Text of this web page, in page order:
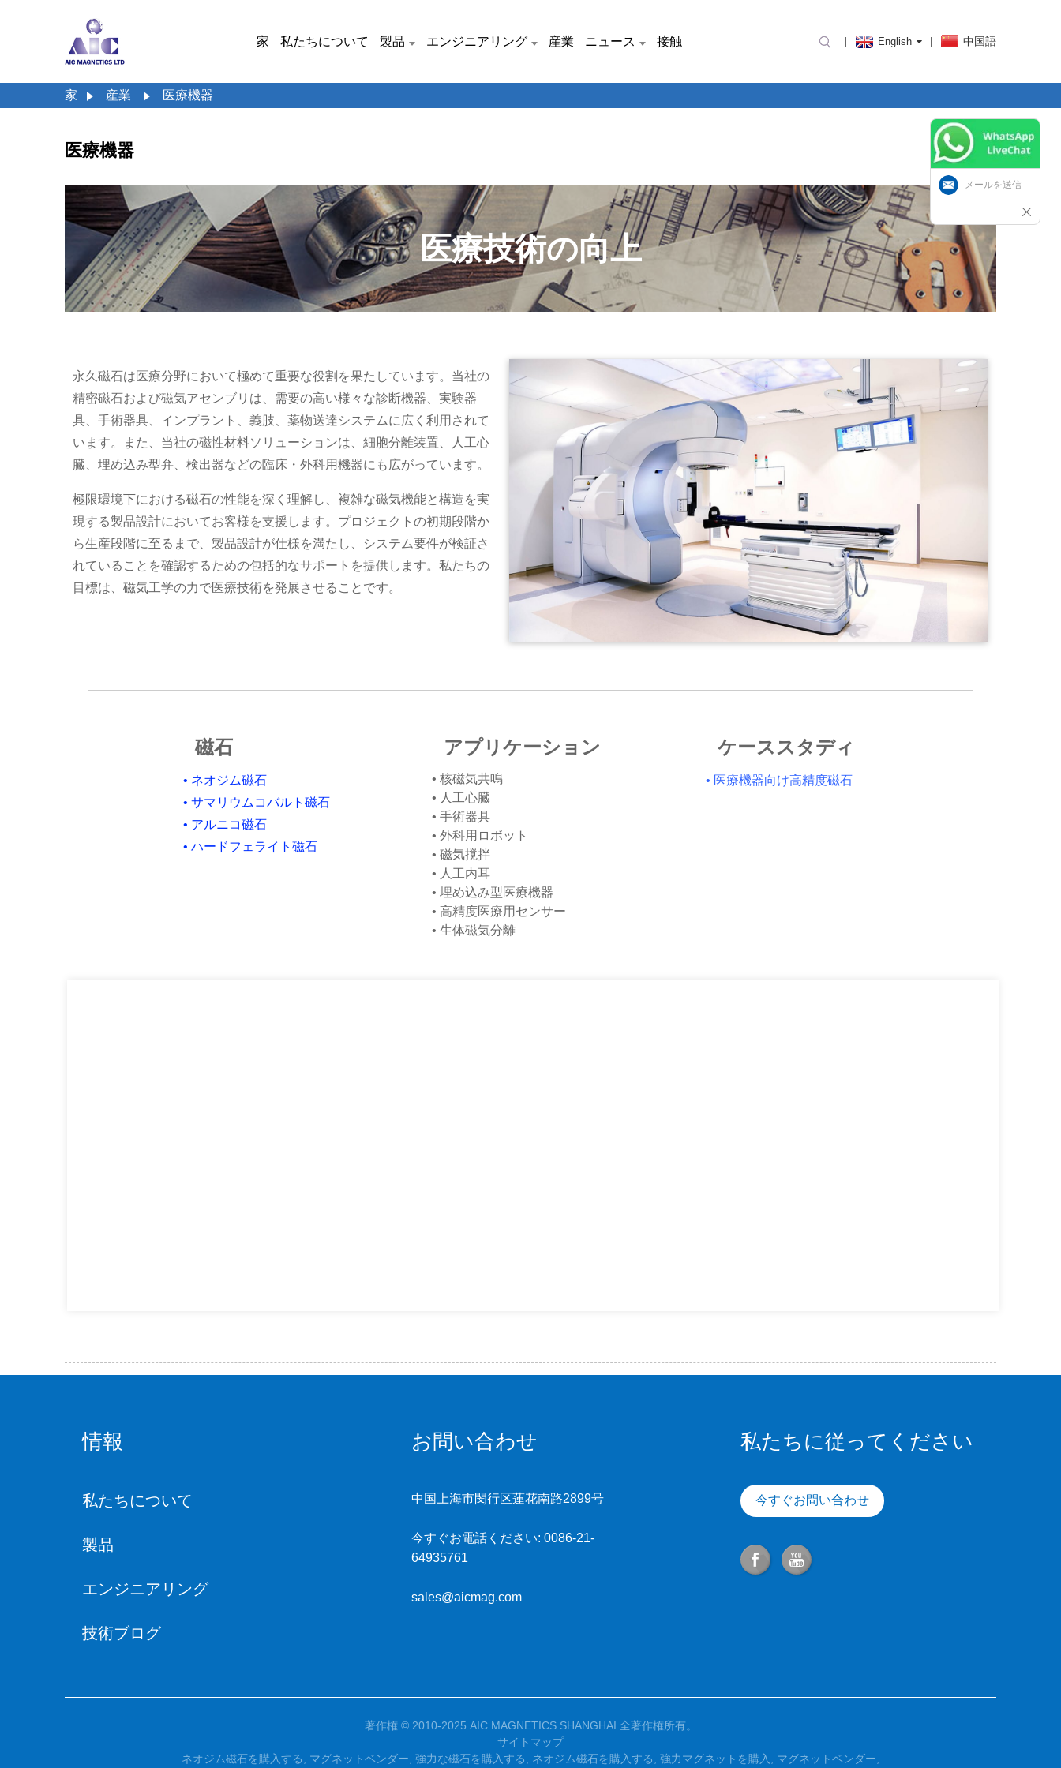
家 私たちについて 製品 エンジニアリング 産業 ニュース 接触 English 中国語
家 産業 医療機器
医療機器
医療技術の向上
永久磁石は医療分野において極めて重要な役割を果たしています。当社の
精密磁石および磁気アセンブリは、需要の高い様々な診断機器、実験器
具、手術器具、インプラント、義肢、薬物送達システムに広く利用されて
います。また、当社の磁性材料ソリューションは、細胞分離装置、人工心
臓、埋め込み型弁、検出器などの臨床・外科用機器にも広がっています。
極限環境下における磁石の性能を深く理解し、複雑な磁気機能と構造を実
現する製品設計においてお客様を支援します。プロジェクトの初期段階か
ら生産段階に至るまで、製品設計が仕様を満たし、システム要件が検証さ
れていることを確認するための包括的なサポートを提供します。私たちの
目標は、磁気工学の力で医療技術を発展させることです。
磁石
• ネオジム磁石
• サマリウムコバルト磁石
• アルニコ磁石
• ハードフェライト磁石
アプリケーション
• 核磁気共鳴
• 人工心臓
• 手術器具
• 外科用ロボット
• 磁気撹拌
• 人工内耳
• 埋め込み型医療機器
• 高精度医療用センサー
• 生体磁気分離
ケーススタディ
• 医療機器向け高精度磁石
情報
私たちについて
製品
エンジニアリング
技術ブログ
お問い合わせ
中国上海市閔行区蓮花南路2899号
今すぐお電話ください: 0086-21-
64935761
sales@aicmag.com
私たちに従ってください
今すぐお問い合わせ
著作権 © 2010-2025 AIC MAGNETICS SHANGHAI 全著作権所有。
サイトマップ
ネオジム磁石を購入する
マグネットベンダー 強力な磁石を購入する ネオジム磁石を購入する 強力マグネットを購入 マグネットベンダー
メールを送信